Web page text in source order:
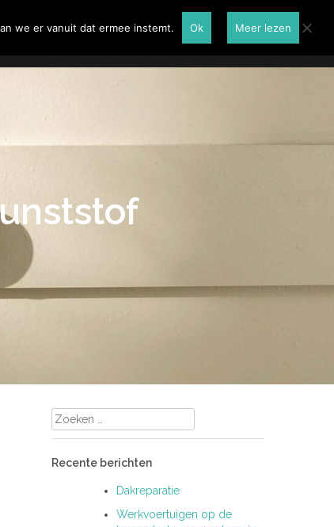
Contactformulier
Zoeken
naar:
Recente berichten
Dakreparatie
Werkvoertuigen op de
we er vanuit dat ermee instemt. Ok Meer lezen